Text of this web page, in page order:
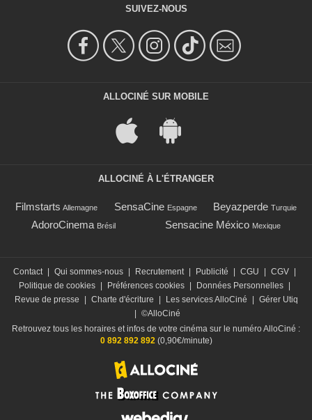
SUIVEZ-NOUS
ALLOCINÉ SUR MOBILE
ALLOCINÉ À L'ÉTRANGER
Filmstarts Allemagne SensaCine Espagne Beyazperde Turquie
AdoroCinema Brésil Sensacine México Mexique
Contact Qui sommes-nous Recrutement Publicité CGU CGV
Politique de cookies
Préférences cookies Données Personnelles
Revue de presse
Charte d'écriture Les services AlloCiné
Gérer Utiq
©AlloCiné
Retrouvez tous les horaires et infos de votre cinéma sur le numéro AlloCiné :
0 892 892 892(0,90€/minute)